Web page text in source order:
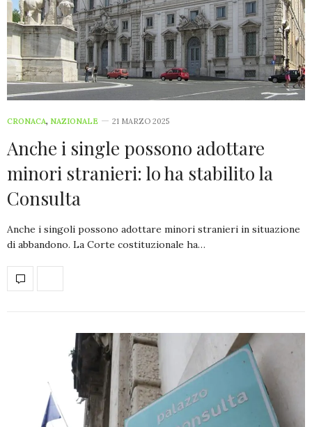
CRONACA, NAZIONALE 21 MARZO 2025
Anche i single possono adottare
minori stranieri: lo ha stabilito la
Consulta
Anche i singoli possono adottare minori stranieri in situazione
di abbandono. La Corte costituzionale ha…